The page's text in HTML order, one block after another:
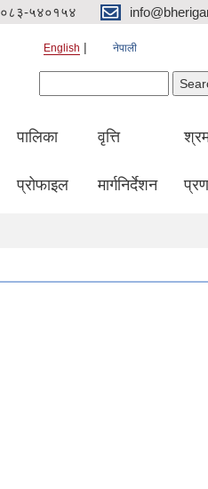
०८३-५४०१५४
English नेपाली
पालिका
प्रोफाइल
वृत्ति
मार्गनिर्देशन